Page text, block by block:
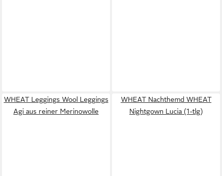
WHEAT Leggings Wool Leggings
Agi aus reiner Merinowolle
WHEAT Nachthemd WHEAT
Nightgown Lucia (1-tlg)